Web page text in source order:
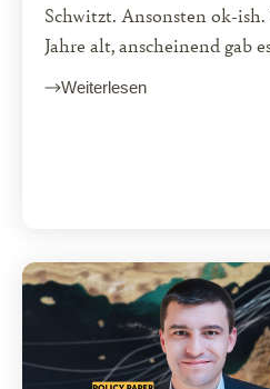
Schwitzt. Ansonsten ok-
Jahre alt, anscheinend gab
Weiterlesen